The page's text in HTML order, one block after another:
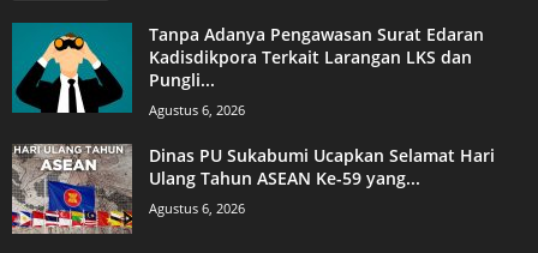
Tanpa Adanya Pengawasan Surat Edaran
Kadisdikpora Terkait Larangan LKS dan
Pungli...
Agustus 6, 2026
Dinas PU Sukabumi Ucapkan Selamat Hari
Ulang Tahun ASEAN Ke-59 yang...
Agustus 6, 2026